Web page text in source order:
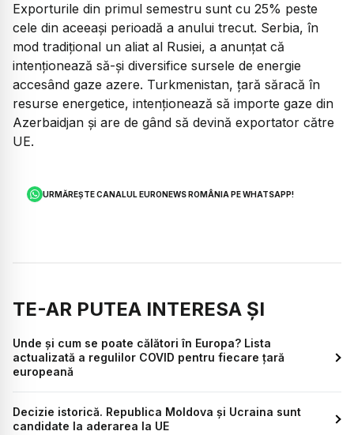
Exporturile din primul semestru sunt cu 25% peste
cele din aceeaşi perioadă a anului trecut. Serbia, în
mod tradiţional un aliat al Rusiei, a anunţat că
intenţionează să-şi diversifice sursele de energie
accesând gaze azere. Turkmenistan, ţară săracă în
resurse energetice, intenţionează să importe gaze din
Azerbaidjan şi are de gând să devină exportator către
UE.
URMĂREȘTE CANALUL EURONEWS ROMÂNIA PE WHATSAPP!
TE-AR PUTEA INTERESA ȘI
Unde și cum se poate călători în Europa? Lista
actualizată a regulilor COVID pentru fiecare țară
europeană
Decizie istorică. Republica Moldova și Ucraina sunt
candidate la aderarea la UE